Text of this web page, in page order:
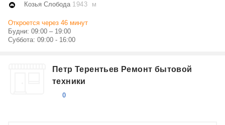
Козья Слобода1943 м
Откроется через 46 минут
Будни: 09:00 – 19:00
Суббота: 09:00 - 16:00
Петр Терентьев Ремонт бытовой
техники
0